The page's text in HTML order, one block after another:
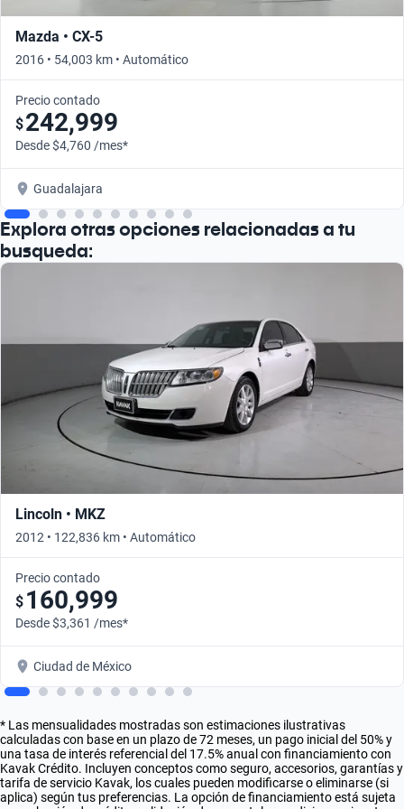
Mazda • CX-5
2016 • 54,003 km • Automático
Precio contado
$242,999
Desde $4,760 /mes*
Guadalajara
Explora otras opciones relacionadas a tu
busqueda:
Lincoln • MKZ
2012 • 122,836 km • Automático
Precio contado
$ 160,999
Desde $3,361 /mes*
Ciudad de México
* Las mensualidades mostradas son estimaciones ilustrativas
calculadas con base en un plazo de 72 meses, un pago inicial del 50% y
una tasa de interés referencial del 17.5% anual con financiamiento con
Kavak Crédito. Incluyen conceptos como seguro, accesorios, garantías y
tarifa de servicio Kavak, los cuales pueden modificarse o eliminarse (si
aplica) según tus preferencias. La opción de financiamiento está sujeta